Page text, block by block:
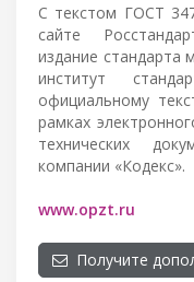
С текстом ГОСТ
сайте
издание стандарта
институт
официальному
рамках
технических
компании «Кодекс».
www.opzt.ru
Получите